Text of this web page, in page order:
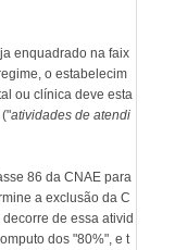
enquadrado na faix
o estabelecim
ou clínica deve esta
atividades de atendi
86 da CNAE para
a exclusão da C
de essa ativid
dos "80%", e t